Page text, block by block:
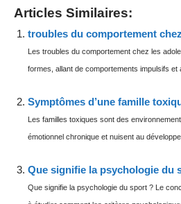
Articles Similaires:
troubles du comportement
Les troubles du comportement chez les
formes, allant de comportements impulsifs et
Symptômes d’une famille
Les familles toxiques sont des
émotionnel chronique et nuisent au
Que signifie la psychologie du
Que signifie la psychologie du sport ? Le